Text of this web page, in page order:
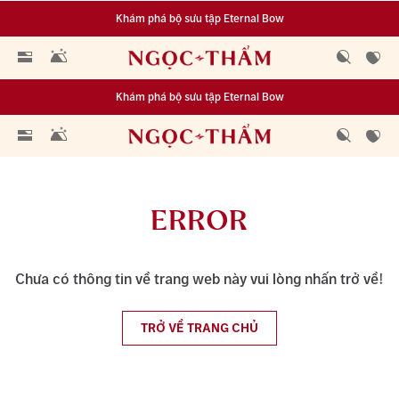
Khám phá bộ sưu tập Eternal Bow
Đa dạng lựa chọn tích luỹ từ 0.1 chỉ vàng 999.9
Khám phá bộ sưu tập Eternal Bow
Đa dạng lựa chọn tích luỹ từ 0.1 chỉ vàng 999.9
ERROR
Chưa có thông tin về trang web này vui lòng nhấn trở về!
TRỞ VỀ TRANG CHỦ